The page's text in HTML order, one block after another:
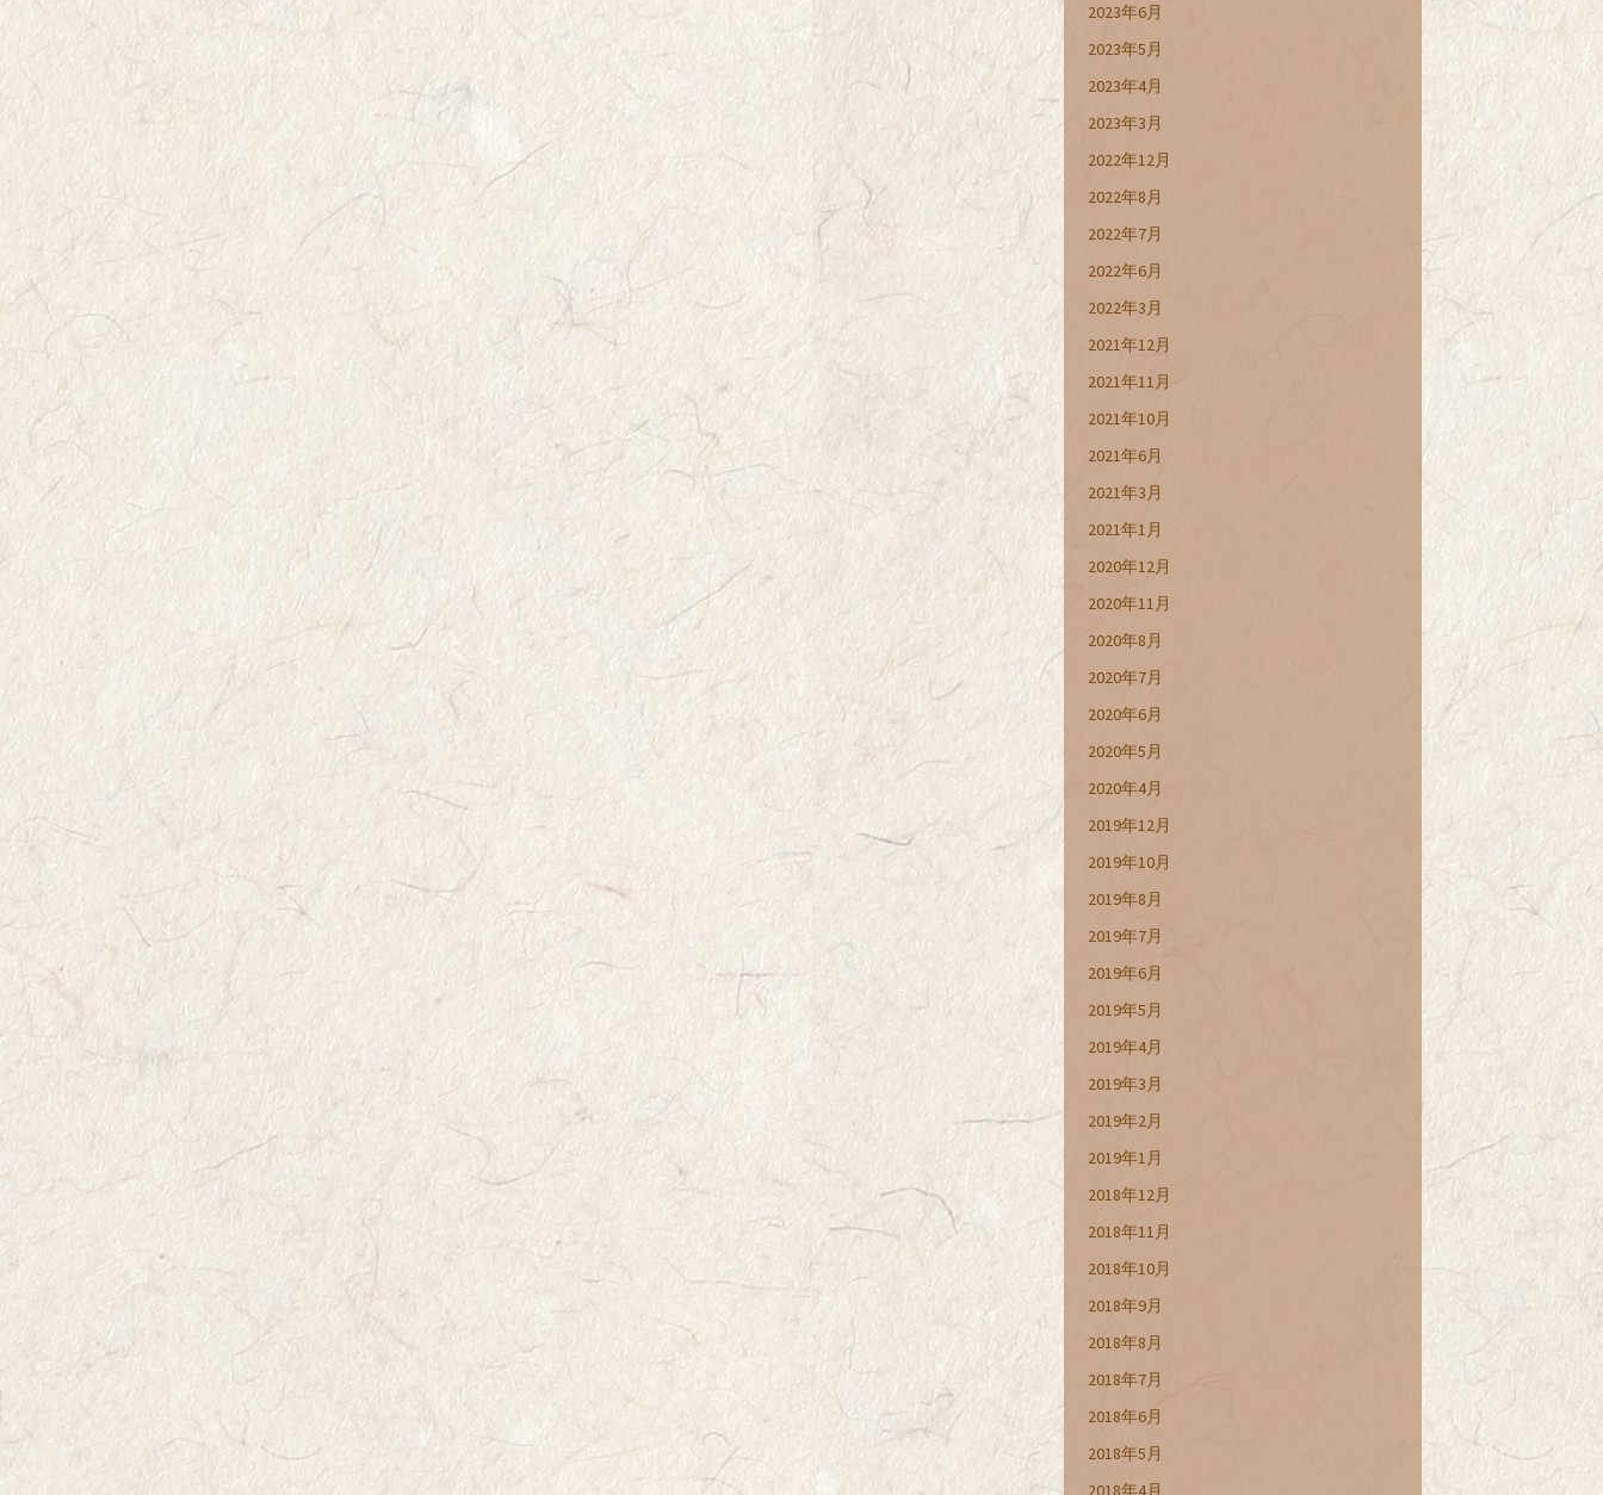
2023年6月
2023年5月
2023年4月
2023年3月
2022年12月
2022年8月
2022年7月
2022年6月
2022年3月
2021年12月
2021年11月
2021年10月
2021年6月
2021年3月
2021年1月
2020年12月
2020年11月
2020年8月
2020年7月
2020年6月
2020年5月
2020年4月
2019年12月
2019年10月
2019年8月
2019年7月
2019年6月
2019年5月
2019年4月
2019年3月
2019年2月
2019年1月
2018年12月
2018年11月
2018年10月
2018年9月
2018年8月
2018年7月
2018年6月
2018年5月
2018年4月